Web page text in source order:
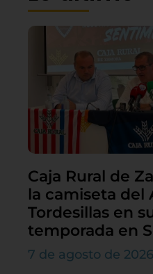
Caja Rural de
la camiseta del
Tordesillas en
temporada en
7 de agosto de 2026